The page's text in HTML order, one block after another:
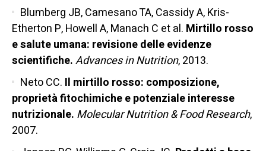
Blumberg JB, Camesano TA, Cassidy A, Kris-
Etherton P, Howell A, Manach C et al. Mirtillo rosso
e salute umana: revisione delle evidenze
scientifiche.Advances in Nutrition, 2013.
Neto CC. Il mirtillo rosso: composizione,
proprietà fitochimiche e potenziale interesse
nutrizionale. Molecular Nutrition & Food Research,
2007.